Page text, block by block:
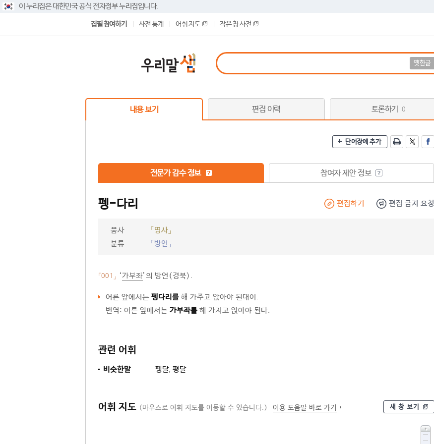
이 누리집은 대한민국 공식 전자정부 누리집입니다.
집필 참여하기 사전 통계 어휘 지도 작은 창 사전
옛한글
내용 보기 편집 이력 토론하기 0
단어장에 추가
전문가 감수 정보 참여자 제안 정보
펭-다리 편집하기 편집 금지 요청
품사
「명사」
분류
「방언」
「001」 ‘가부좌’의 방언(경북).
어른 앞에서는 펭다리를 해 가주고 앉아야 된대이.
번역: 어른 앞에서는 가부좌를 해 가지고 앉아야 된다.
관련 어휘
비슷한말 펭달, 평달
어휘 지도 (마우스로 어휘 지도를 이동할 수 있습니다.) 이용 도움말 바로 가기 새 창 보기